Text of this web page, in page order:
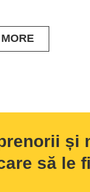
și
să le